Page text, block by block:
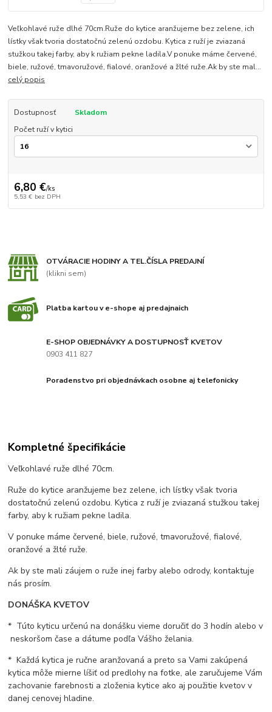
Veľkohlavé ruže dlhé 70cm.Ruže do kytice aranžujeme bez zelene, ich
lístky však tvoria dostatočnú zelenú ozdobu. Kytica z ruží je zviazaná
stužkou takej farby, aby k ružiam pekne ladila.V ponuke máme červené,
biele, ružové, tmavoružové, fialové, oranžové a žlté ruže.Ak by ste mal...
celý popis
Dostupnosť
Skladom
Počet ruží v kytici
6,80 €/ks
5,53 € bez DPH
OTVÁRACIE HODINY A TEL.ČÍSLA PREDAJNÍ
(klikni sem)
Platba kartou v e-shope aj predajnaich
E-SHOP OBJEDNÁVKY A DOSTUPNOSŤ KVETOV
0903 411 827
Poradenstvo pri objednávkach osobne aj telefonicky
Kompletné špecifikácie
Veľkohlavé ruže dlhé 70cm.
Ruže do kytice aranžujeme bez zelene, ich lístky však tvoria
dostatočnú zelenú ozdobu. Kytica z ruží je zviazaná stužkou takej
farby, aby k ružiam pekne ladila.
V ponuke máme červené, biele, ružové, tmavoružové, fialové,
oranžové a žlté ruže.
Ak by ste mali záujem o ruže inej farby alebo odrody, kontaktuje
nás prosím.
DONÁŠKA KVETOV
* Túto kyticu určenú na donášku vieme doručiť do 3 hodín alebo v
neskoršom čase a dátume podľa Vášho želania.
* Každá kytica je ručne aranžovaná a preto sa Vami zakúpená
kytica môže mierne líšiť od predlohy na fotke, ale zaručujeme Vám
zachovanie farebnosti a zloženia kytice ako aj použitie kvetov v
danej cenovej hladine.